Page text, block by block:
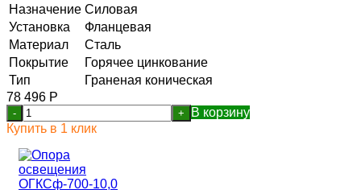
Назначение Силовая
Установка
Фланцевая
Материал
Сталь
Покрытие
Горячее цинкование
Тип
Граненая коническая
78 496 Р
- +
В корзину
Купить в 1 клик